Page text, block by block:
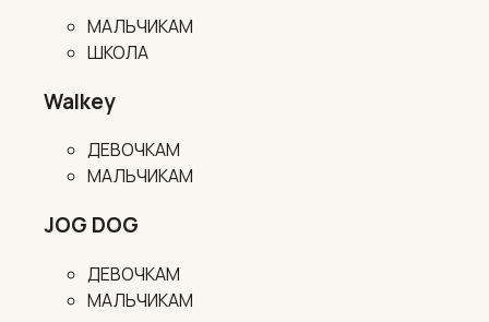
МАЛЬЧИКАМ
ШКОЛА
Walkey
ДЕВОЧКАМ
МАЛЬЧИКАМ
JOG DOG
ДЕВОЧКАМ
МАЛЬЧИКАМ